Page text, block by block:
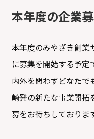
本年度の企業
本年度のみやざき創業
に募集を開始する予定
内外を問わずどなたで
崎発の新たな事業開拓
募をお待ちしておりま